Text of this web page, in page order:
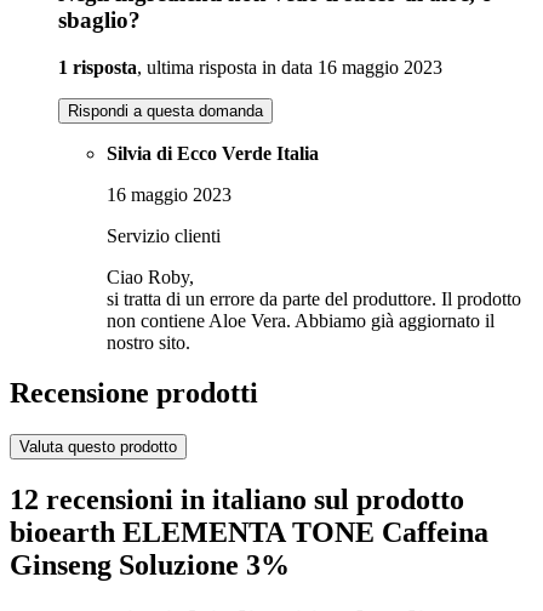
sbaglio?
1 risposta, ultima risposta in data 16 maggio 2023
Rispondi a questa domanda
Silvia di Ecco Verde Italia
16 maggio 2023
Servizio clienti
Ciao Roby,
si tratta di un errore da parte del produttore. Il prodotto
non contiene Aloe Vera. Abbiamo già aggiornato il
nostro sito.
Recensione prodotti
Valuta questo prodotto
12 recensioni in italiano sul prodotto
bioearth ELEMENTA TONE Caffeina
Ginseng Soluzione 3%